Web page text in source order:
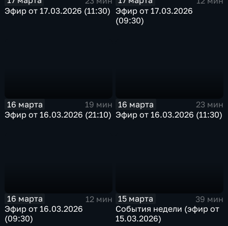
Эфир от 17.03.2026 (11:30) Эфир от 17.03.2026
(09:30)
16 марта
19 мин
Эфир от 16.03.2026 (21:10)
16 марта
23 мин
Эфир от 16.03.2026 (11:30)
16 марта
12 мин
Эфир от 16.03.2026
(09:30)
15 марта
39 мин
События недели (эфир от
15.03.2026)